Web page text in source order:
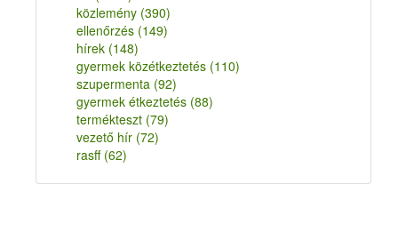
közlemény (390)
ellenőrzés (149)
hírek (148)
gyermek közétkeztetés (110)
szupermenta (92)
gyermek étkeztetés (88)
termékteszt (79)
vezető hír (72)
rasff (62)